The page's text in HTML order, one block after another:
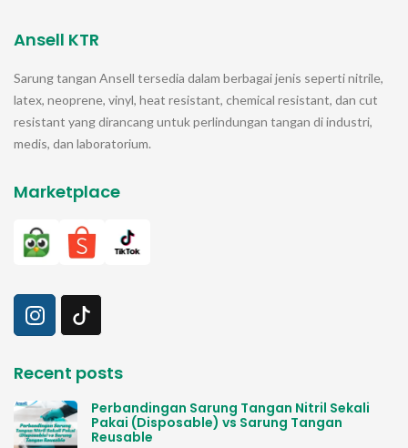
Ansell KTR
Sarung tangan Ansell tersedia dalam berbagai jenis seperti nitrile,
latex, neoprene, vinyl, heat resistant, chemical resistant, dan cut
resistant yang dirancang untuk perlindungan tangan di industri,
medis, dan laboratorium.
Marketplace
Recent posts
Perbandingan Sarung Tangan Nitril Sekali
Pakai (Disposable) vs Sarung Tangan
Reusable